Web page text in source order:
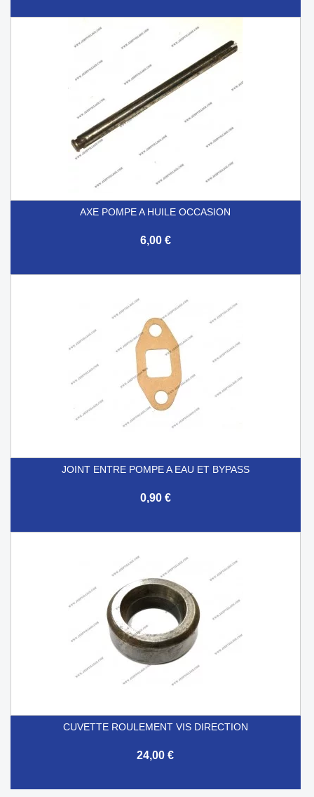
AXE POMPE A HUILE OCCASION
6,00 €
JOINT ENTRE POMPE A EAU ET BYPASS
0,90 €
CUVETTE ROULEMENT VIS DIRECTION
24,00 €